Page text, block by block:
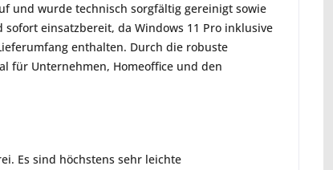
und wurde technisch sorgfältig gereinigt sowie
einsatzbereit, da Windows 11 Pro inklusive
enthalten. Durch die robuste
für Unternehmen, Homeoffice und den
Es sind höchstens sehr leichte